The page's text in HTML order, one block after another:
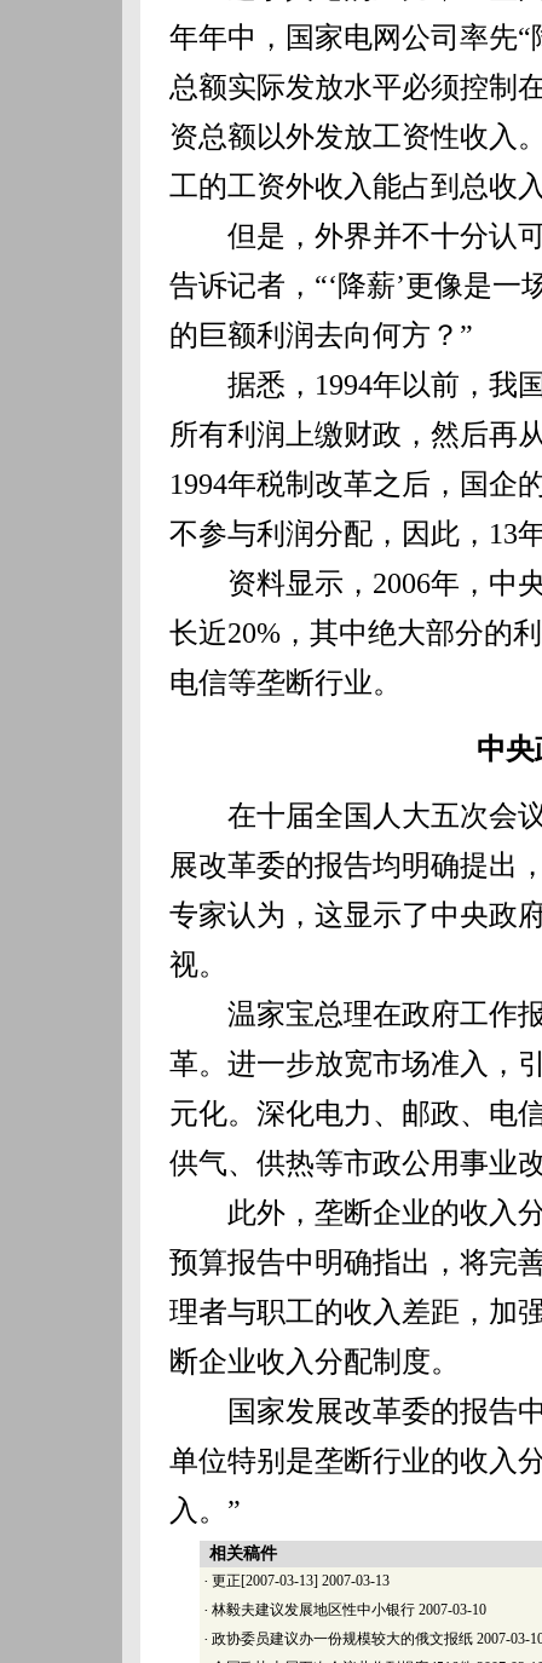
年年中，国家电网公司率先
总额实际发放水平必须控制
资总额以外发放工资性收入
工的工资外收入能占到总收
但是，外界并不十分认可
告诉记者，“‘降薪’更像是
的巨额利润去向何方？”
据悉，1994年以前，我国
所有利润上缴财政，然后再
1994年税制改革之后，国企
不参与利润分配，因此，13
资料显示，2006年，中央
长近20%，其中绝大部分的
电信等垄断行业。
中
在十届全国人大五次会议
展改革委的报告均明确提出
专家认为，这显示了中央政
视。
温家宝总理在政府工作报
革。进一步放宽市场准入，
元化。深化电力、邮政、电
供气、供热等市政公用事业
此外，垄断企业的收入分
预算报告中明确指出，将完
理者与职工的收入差距，加
断企业收入分配制度。
国家发展改革委的报告中
单位特别是垄断行业的收入
入。”
相关稿件
· 更正[2007-03-13] 2007-03-13
· 林毅夫建议发展地区性中小银行 2007-03-10
· 政协委员建议办一份规模较大的俄文报纸 2007-03-